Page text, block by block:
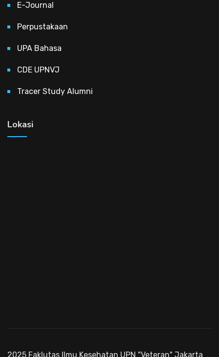
E-Journal
Perpustakaan
UPA Bahasa
CDE UPNVJ
Tracer Study Alumni
Lokasi
2025 Faklutas Ilmu Kesehatan UPN "Veteran" Jakarta